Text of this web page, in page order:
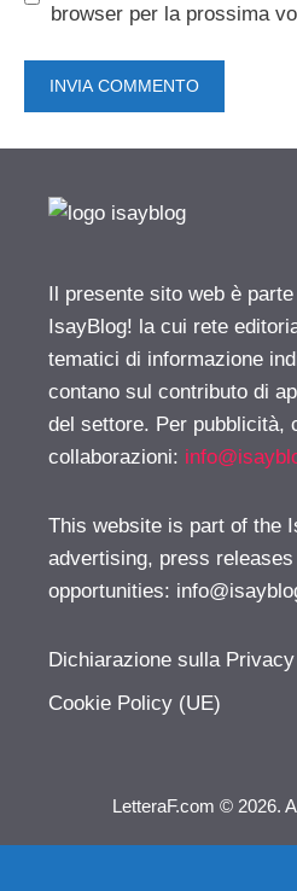
browser per la prossima
Il presente sito web è
IsayBlog! la cui rete
tematici di informazione
contano sul contributo di
del settore. Per pubblicità,
collaborazioni:
This website is part of the
advertising, press
opportunities:
Dichiarazione sulla
Cookie Policy (UE)
LetteraF.com © 2026.